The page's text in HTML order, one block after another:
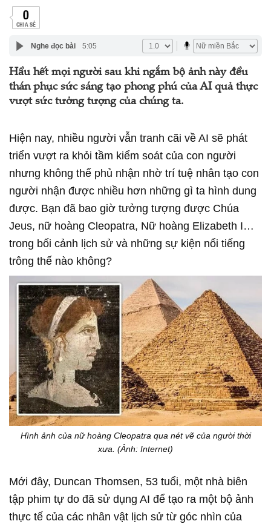
0
CHIA SẺ
Nghe đọc bài 5:05
Hầu hết mọi người sau khi ngắm bộ ảnh này đều
thán phục sức sáng tạo phong phú của AI quả thực
vượt sức tưởng tượng của chúng ta.
Hiện nay, nhiều người vẫn tranh cãi về AI sẽ phát
triển vượt ra khỏi tầm kiểm soát của con người
nhưng không thể phủ nhận nhờ trí tuệ nhân tạo con
người nhận được nhiều hơn những gì ta hình dung
được. Bạn đã bao giờ tưởng tượng được Chúa
Jeus, nữ hoàng Cleopatra, Nữ hoàng Elizabeth I…
trong bối cảnh lịch sử và những sự kiện nổi tiếng
trông thế nào không?
Hình ảnh của nữ hoàng Cleopatra qua nét vẽ của người thời
xưa. (Ảnh: Internet)
Mới đây, Duncan Thomsen, 53 tuổi, một nhà biên
tập phim tự do đã sử dụng AI để tạo ra một bộ ảnh
thực tế của các nhân vật lịch sử từ góc nhìn của